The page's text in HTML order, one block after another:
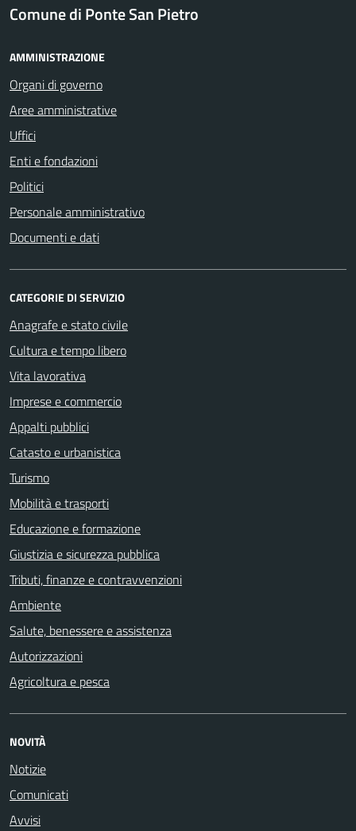
Comune di Ponte San Pietro
AMMINISTRAZIONE
Organi di governo
Aree amministrative
Uffici
Enti e fondazioni
Politici
Personale amministrativo
Documenti e dati
CATEGORIE DI SERVIZIO
Anagrafe e stato civile
Cultura e tempo libero
Vita lavorativa
Imprese e commercio
Appalti pubblici
Catasto e urbanistica
Turismo
Mobilità e trasporti
Educazione e formazione
Giustizia e sicurezza pubblica
Tributi, finanze e contravvenzioni
Ambiente
Salute, benessere e assistenza
Autorizzazioni
Agricoltura e pesca
NOVITÀ
Notizie
Comunicati
Avvisi